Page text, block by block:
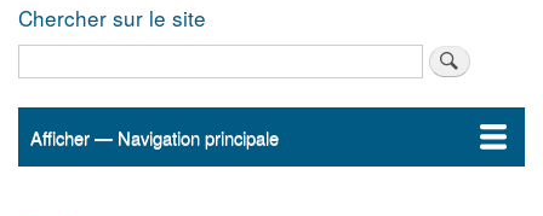
Chercher sur le site
Navigation
Afficher — Navigation principale